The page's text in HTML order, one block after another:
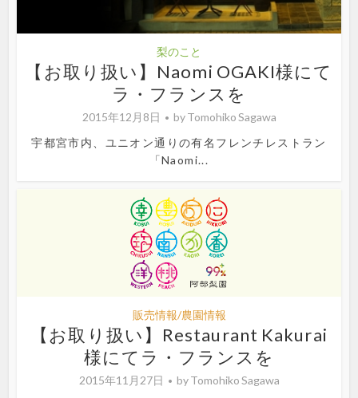
梨のこと
【お取り扱い】Naomi OGAKI様にて
ラ・フランスを
2015年12月8日 byTomohiko Sagawa
宇都宮市内、ユニオン通りの有名フレンチレストラン
「Naomi...
販売情報/農園情報
【お取り扱い】Restaurant Kakurai
様にてラ・フランスを
2015年11月27日 byTomohiko Sagawa